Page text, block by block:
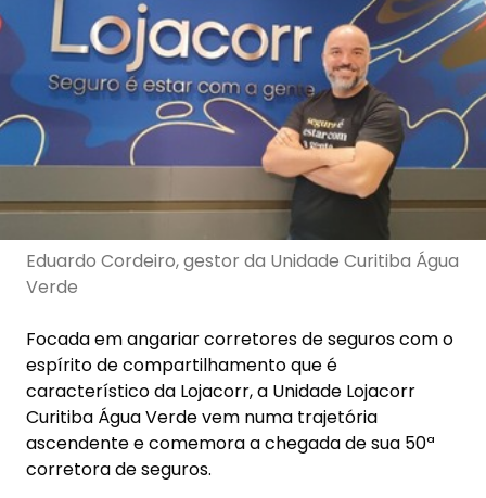
Eduardo Cordeiro, gestor da Unidade Curitiba Água
Verde
Focada em angariar corretores de seguros com o
espírito de compartilhamento que é
característico da Lojacorr, a Unidade Lojacorr
Curitiba Água Verde vem numa trajetória
ascendente e comemora a chegada de sua 50ª
corretora de seguros.